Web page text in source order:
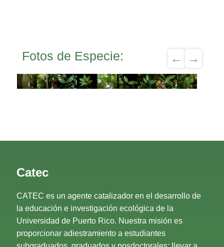
Fotos de Especie:
Catec
CATEC es un agente catalizador en el desarrollo de
la educación e investigación ecológica de la
Universidad de Puerto Rico. Nuestra misión es
proporcionar adiestramiento a estudiantes